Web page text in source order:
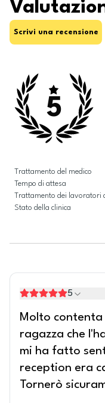
Scrivi una recensione
5
Trattamento del medico
Tempo di attesa
Trattamento dei lavoratori
Stato della clinica
5
Molto
ragazza che
mi ha fatto
reception era
Tornerò